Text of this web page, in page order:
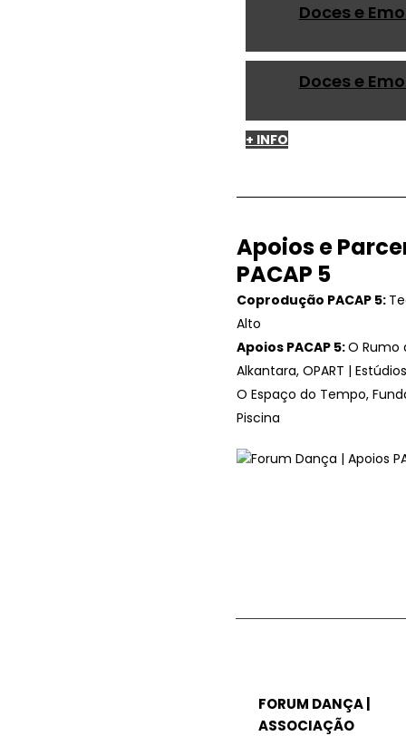
Doces e
Doces e
+ INFO
Apoios e
PACAP 5
Coprodução PACAP 5:
Alto
Apoios PACAP 5:O Rumo
Alkantara, OPART |
O Espaço do Tempo,
Piscina
FORUM DANÇA |
ASSOCIAÇÃO